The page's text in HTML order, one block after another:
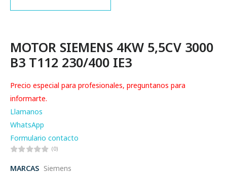
MOTOR SIEMENS 4KW 5,5CV 3000
B3 T112 230/400 IE3
Precio especial para profesionales, preguntanos para
informarte.
Llamanos
WhatsApp
Formulario contacto
(0)
MARCAS Siemens